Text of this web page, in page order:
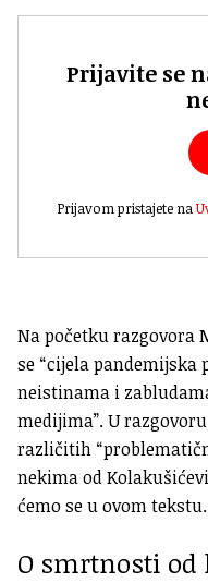
Prijavite se
Prijavom pristajete na
Na početku razgovora
se “cijela
neistinama i
medijima”. U
različitih
nekima od
ćemo se u ovom tekstu.
O smrtnosti od